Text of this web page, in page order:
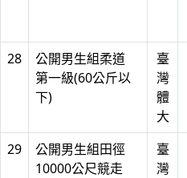
28
公開男生組柔道
第一級(60公斤以
下)
臺
灣
體
大
29
公開男生組田徑
10000公尺競走
臺
灣